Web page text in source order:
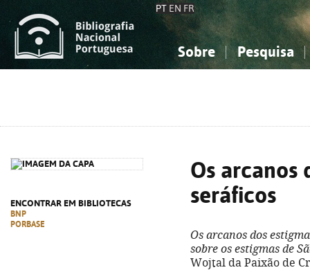
PT EN FR
Sobre Pesquisa
ENCONTRAR EM BIBLIOTECAS
BNP
PORBASE
Os arcanos
seráficos
Os arcanos dos
sobre os estigmas de
Wojtal da Paixão de